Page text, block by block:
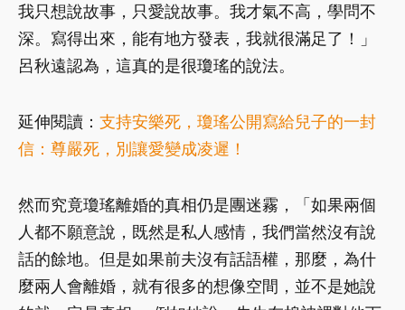
我只想說故事，只愛說故事。我才氣不高，學問不
深。寫得出來，能有地方發表，我就很滿足了！」
呂秋遠認為，這真的是很瓊瑤的說法。
延伸閱讀： 支持安樂死，瓊瑤公開寫給兒子的一封
信：尊嚴死，別讓愛變成凌遲！
然而究竟瓊瑤離婚的真相仍是團迷霧，「如果兩個
人都不願意說，既然是私人感情，我們當然沒有說
話的餘地。但是如果前夫沒有話語權，那麼，為什
麼兩人會離婚，就有很多的想像空間，並不是她說